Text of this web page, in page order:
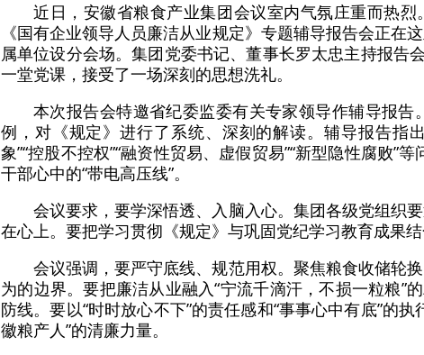
近日，安徽省粮食产业集团会议室内气氛庄重而热
《国有企业领导人员廉洁从业规定》专题辅导报告会正
属单位设分会场。集团党委书记、董事长罗太忠主持报
一堂党课，接受了一场深刻的思想洗礼。
本次报告会特邀省纪委监委有关专家领导作辅导报
例，对《规定》进行了系统、深刻的解读。辅导报告指
象”“控股不控权”“融资性贸易、虚假贸易”“新型隐性腐败”
干部心中的“带电高压线”。
会议要求，要学深悟透、入脑入心。集团各级党组织
在心上。要把学习贯彻《规定》与巩固党纪学习教育成果
会议强调，要严守底线、规范用权。聚焦粮食收储轮
为的边界。要把廉洁从业融入“宁流千滴汗，不损一粒粮”
防线。要以“时时放心不下”的责任感和“事事心中有底”的
徽粮产人”的清廉力量。